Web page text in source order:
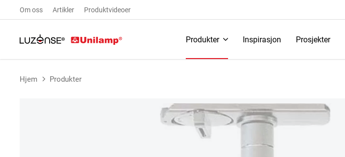
Om oss Artikler Produktvideoer
Produkter Inspirasjon Prosjekter
Hjem Produkter